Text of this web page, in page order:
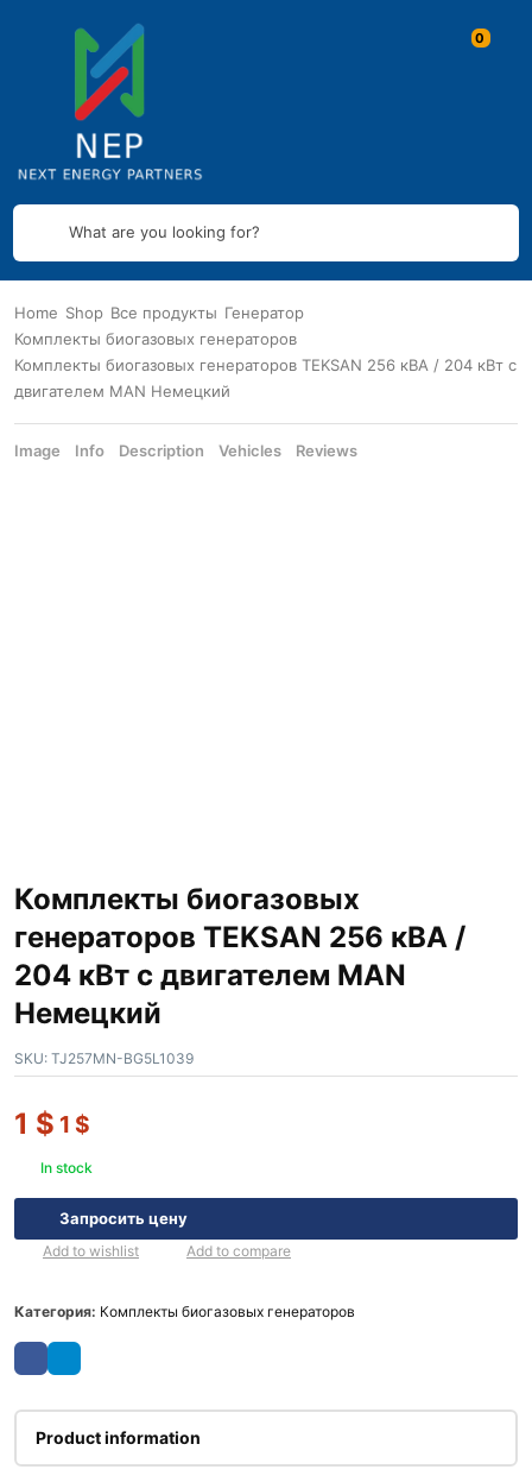
What are you looking for?
Home Shop Все продукты Генератор
Комплекты биогазовых генераторов
Комплекты биогазовых генераторов TEKSAN 256 кВА / 204 кВт с
двигателем MAN Немецкий
Image Info Description Vehicles Reviews
Комплекты биогазовых
генераторов TEKSAN 256 кВА /
204 кВт с двигателем MAN
Немецкий
SKU: TJ257MN-BG5L1039
1 $ 1 $
In stock
Запросить цену
Add to wishlist Add to compare
Категория: Комплекты биогазовых генераторов
Product information